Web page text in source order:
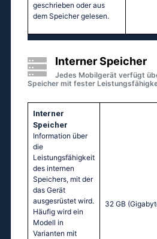
geschrieben oder aus
dem Speicher gelesen.
Interner Speicher
Jedes Mobilgerät verfügt
Speicher mit fester
Interner
Speicher
Information über
die
Leistungsfähigkeit
des internen
Speichers, mit der
das Gerät
ausgesrüstet wird.
Häufig wird ein
Modell in
Varianten mit
32 GB